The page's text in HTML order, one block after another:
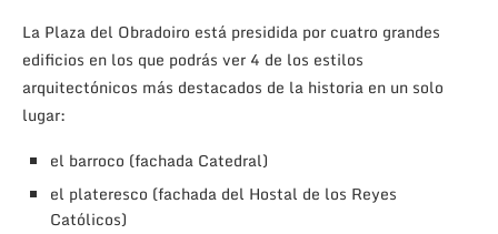
La Plaza del Obradoiro está presidida por cuatro grandes
edificios en los que podrás ver 4 de los estilos
arquitectónicos más destacados de la historia en un solo
lugar:
el barroco (fachada Catedral)
el plateresco (fachada del Hostal de los Reyes
Católicos)